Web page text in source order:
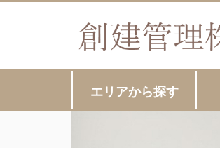
エリアから探す